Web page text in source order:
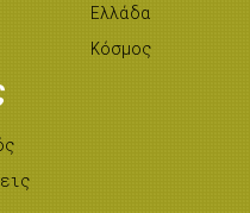
Ελλάδα
Κόσμος